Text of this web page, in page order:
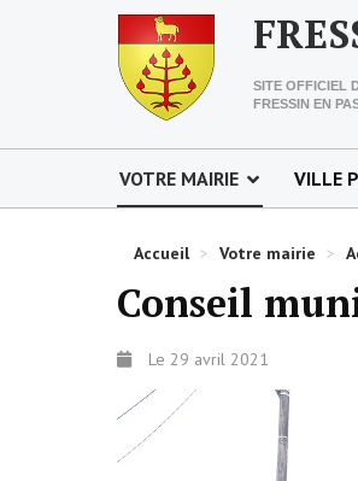
SITE OFFICIEL
FRESSIN EN
VOTRE MAIRIE VILLE
Accueil > Votre mairie >
Conseil
Le 29 avril 2021